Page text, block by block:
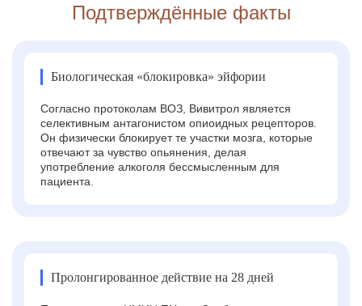
Подтверждённые факты
Биологическая «блокировка» эйфории
Согласно протоколам ВОЗ, Вивитрол является
селективным антагонистом опиоидных рецепторов.
Он физически блокирует те участки мозга, которые
отвечают за чувство опьянения, делая
употребление алкоголя бессмысленным для
пациента.
Пролонгированное действие на 28 дней